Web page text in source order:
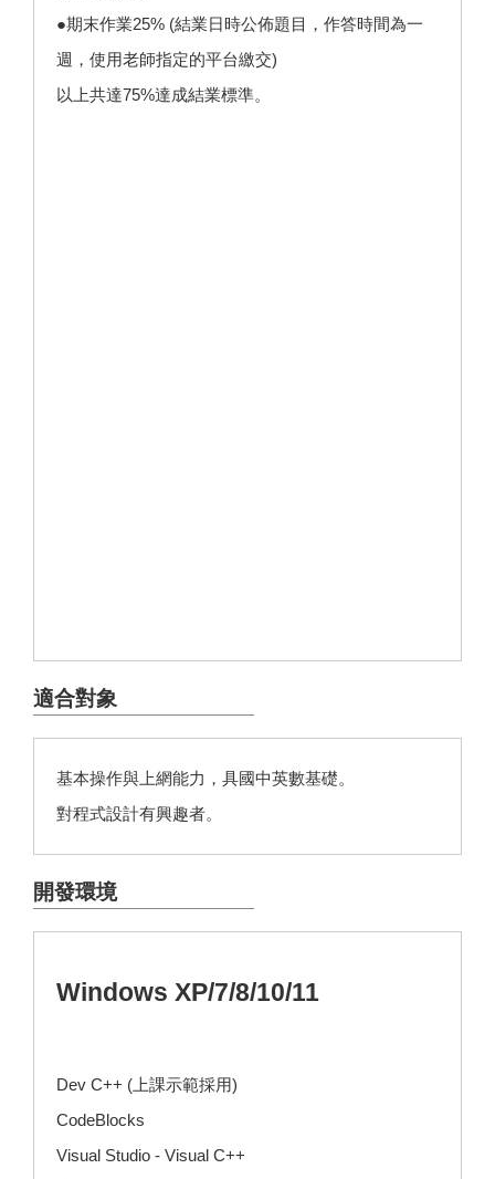
●期末作業25% (結業日時公佈題目，作答時間為一
週，使用老師指定的平台繳交)
以上共達75%達成結業標準。
適合對象
基本操作與上網能力，具國中英數基礎。
對程式設計有興趣者。
開發環境
Windows XP/7/8/10/11
Dev C++ (上課示範採用)
CodeBlocks
Visual Studio - Visual C++